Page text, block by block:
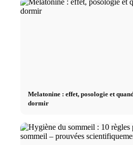
Melatonine : effet, posologie et
dormir